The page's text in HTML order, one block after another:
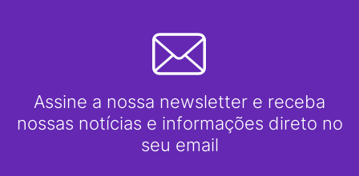
Assine a nossa newsletter e receba
nossas notícias e informações direto no
seu email